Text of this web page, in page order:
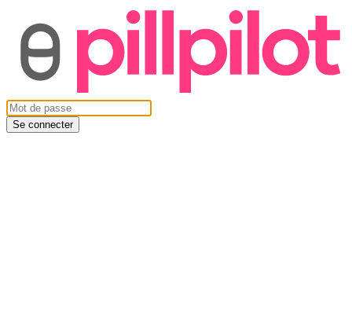
Se connecter